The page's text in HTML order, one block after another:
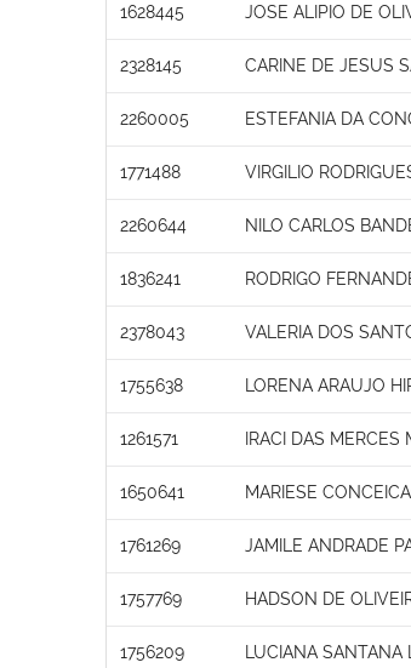
1628445 JOSE ALIPIO DE
2328145 CARINE DE JESUS
2260005 ESTEFANIA DA
1771488 VIRGILIO
2260644 NILO CARLOS
1836241 RODRIGO
2378043 VALERIA DOS
1755638 LORENA ARAUJO
1261571 IRACI DAS MERCES
1650641 MARIESE
1761269 JAMILE ANDRADE
1757769 HADSON DE
1756209 LUCIANA SANTANA